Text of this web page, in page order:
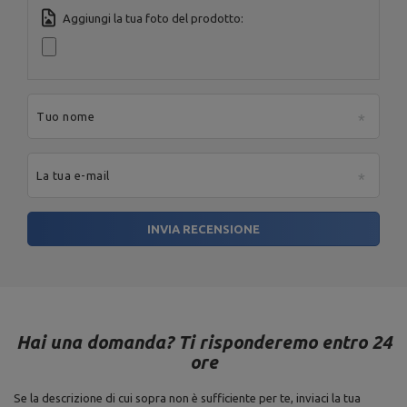
Aggiungi la tua foto del prodotto:
Tuo nome
La tua e-mail
INVIA RECENSIONE
Hai una domanda? Ti risponderemo entro 24
ore
Se la descrizione di cui sopra non è sufficiente per te, inviaci la tua